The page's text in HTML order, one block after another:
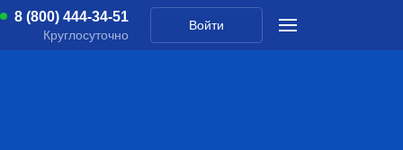
8 (800) 444-34-51
Круглосуточно
Войти